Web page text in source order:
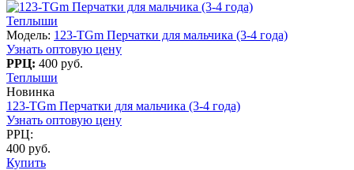
Теплыши
Модель: 123-TGm Перчатки для мальчика (3-4 года)
Узнать оптовую цену
РРЦ: 400 руб.
Теплыши
Новинка
123-TGm Перчатки для мальчика (3-4 года)
Узнать оптовую цену
РРЦ:
400 руб.
Купить